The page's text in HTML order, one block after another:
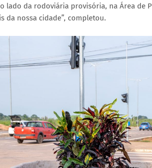
lado da rodoviária provisória, na Área de
da nossa cidade”, completou.